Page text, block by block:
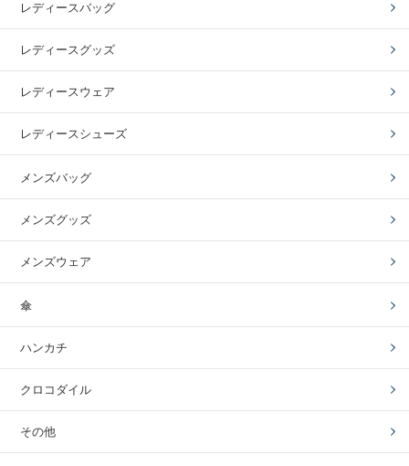
レディースバッグ
レディースグッズ
レディースウェア
レディースシューズ
メンズバッグ
メンズグッズ
メンズウェア
傘
ハンカチ
クロコダイル
その他